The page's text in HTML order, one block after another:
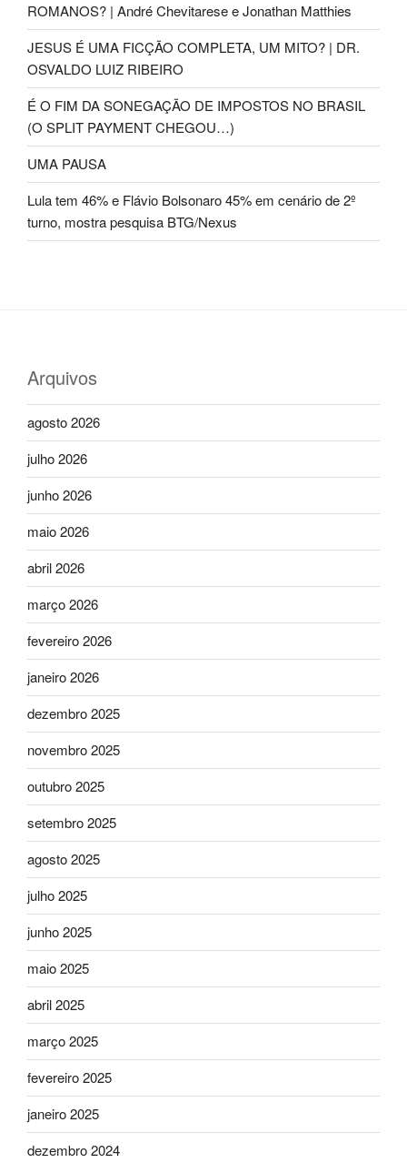
ROMANOS? | André Chevitarese e Jonathan Matthies
JESUS É UMA FICÇÃO COMPLETA, UM MITO? | DR.
OSVALDO LUIZ RIBEIRO
É O FIM DA SONEGAÇÃO DE IMPOSTOS NO BRASIL
(O SPLIT PAYMENT CHEGOU…)
UMA PAUSA
Lula tem 46% e Flávio Bolsonaro 45% em cenário de 2º
turno, mostra pesquisa BTG/Nexus
Arquivos
agosto 2026
julho 2026
junho 2026
maio 2026
abril 2026
março 2026
fevereiro 2026
janeiro 2026
dezembro 2025
novembro 2025
outubro 2025
setembro 2025
agosto 2025
julho 2025
junho 2025
maio 2025
abril 2025
março 2025
fevereiro 2025
janeiro 2025
dezembro 2024